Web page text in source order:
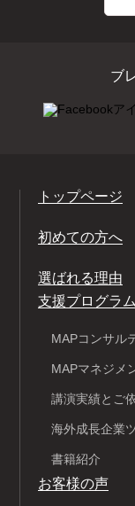
ブ
トップページ
初めての方へ
選ばれる理由
支援プログラ
MAPコンサル
MAPマネジメ
講演実績とご
海外成長企業
書籍紹介
お客様の声